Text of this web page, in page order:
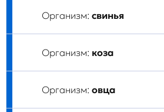
Организм: свинья
Организм: коза
Организм: овца